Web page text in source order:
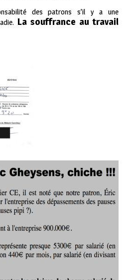
des patrons s’il y a une
La souffrance au travail